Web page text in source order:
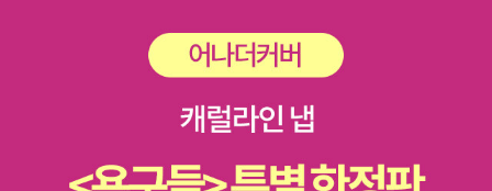
이 남기는 어둠의 시인 포의 시구, 마지막에 이르러서야 모두 연결되
는 기이한 살인 사건들, 미국 전역에서 이어지는 끊임없는 추적… 인
간만이 느낄 수 있는 가장 내밀하고 심리적인 공포를 자극하는 고품
기를 형성하는 포의 시는 형의 꾸며진 유언이자 연쇄살인범이 남긴